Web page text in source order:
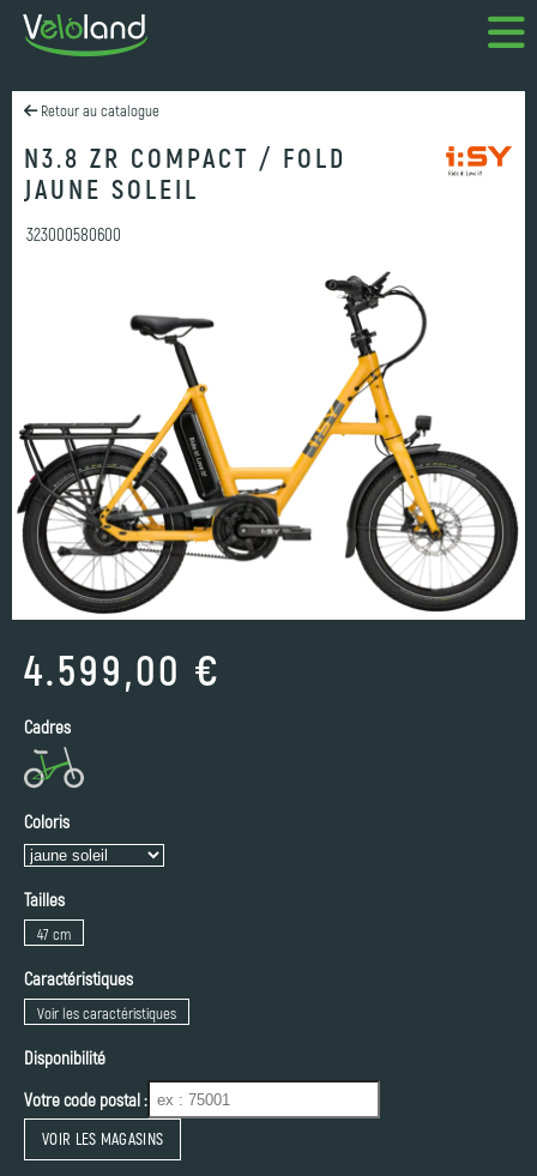
Retour au catalogue
N3.8 ZR COMPACT / FOLD
JAUNE SOLEIL
323000580600
4.599,00 €
Cadres
Coloris
Tailles
47 cm
Caractéristiques
Voir les caractéristiques
Disponibilité
Votre code postal :
VOIR LES MAGASINS